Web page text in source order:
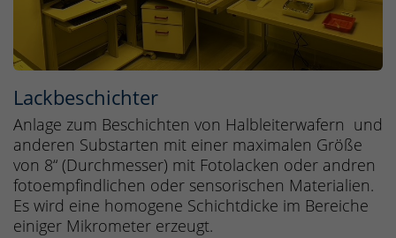
Lackbeschichter
Anlage zum Beschichten von Halbleiterwafern und
anderen Substarten mit einer maximalen Größe
von 8“ (Durchmesser) mit Fotolacken oder andren
fotoempfindlichen oder sensorischen Materialien.
Es wird eine homogene Schichtdicke im Bereiche
einiger Mikrometer erzeugt.